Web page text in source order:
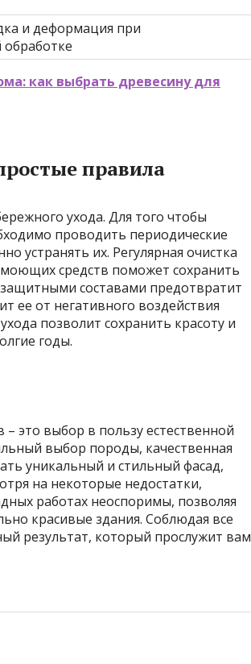
и деформация при
как выбрать древесину для
правила
ухода. Для того чтобы
проводить периодические
устранять их. Регулярная очистка
средств поможет сохранить
составами предотвратит
ее от негативного воздействия
позволит сохранить красоту и
годы.
это выбор в пользу естественной
выбор породы, качественная
уникальный и стильный фасад,
на некоторые недостатки,
работах неоспоримы, позволяя
красивые здания. Соблюдая все
результат, который прослужит вам